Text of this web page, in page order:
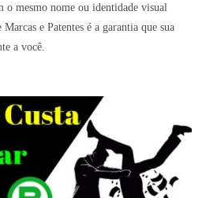
o mesmo nome ou identidade visual
e Patentes é a garantia que sua
a você.